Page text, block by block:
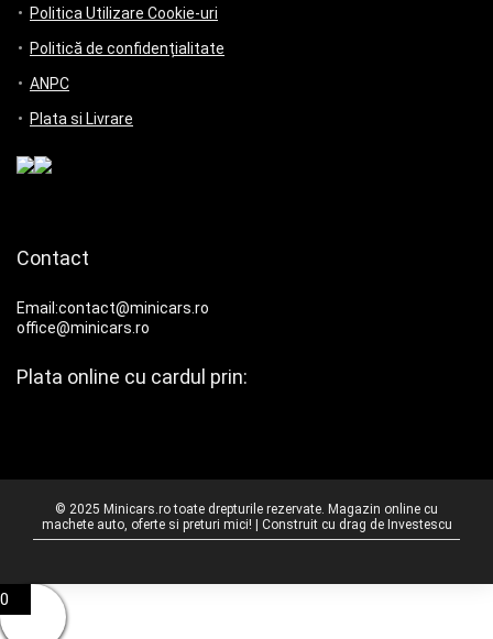
Politica Utilizare Cookie-uri
Politică de confidențialitate
ANPC
Plata si Livrare
Contact
Email:contact@minicars.ro
office@minicars.ro
Plata online cu cardul prin:
© 2025 Minicars.ro toate drepturile rezervate. Magazin online cu
machete auto, oferte si preturi mici! | Construit cu drag de Investescu
0